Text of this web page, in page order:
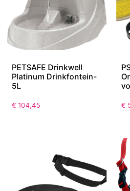
PETSAFE Drinkwell
Platinum Drinkfontein-
5L
€ 104,45 €